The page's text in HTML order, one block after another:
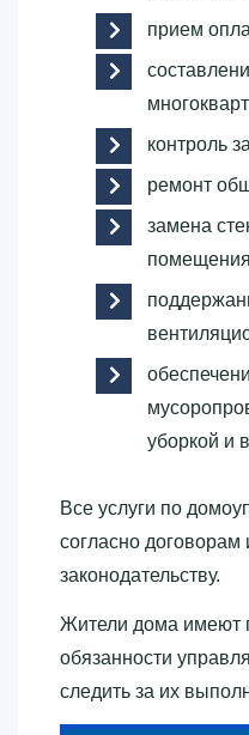
прием
контроль
ремонт
замена
уборкой и
Все услуги по
согласно
законодательству.
Жители дома имеют
обязанности
следить за их